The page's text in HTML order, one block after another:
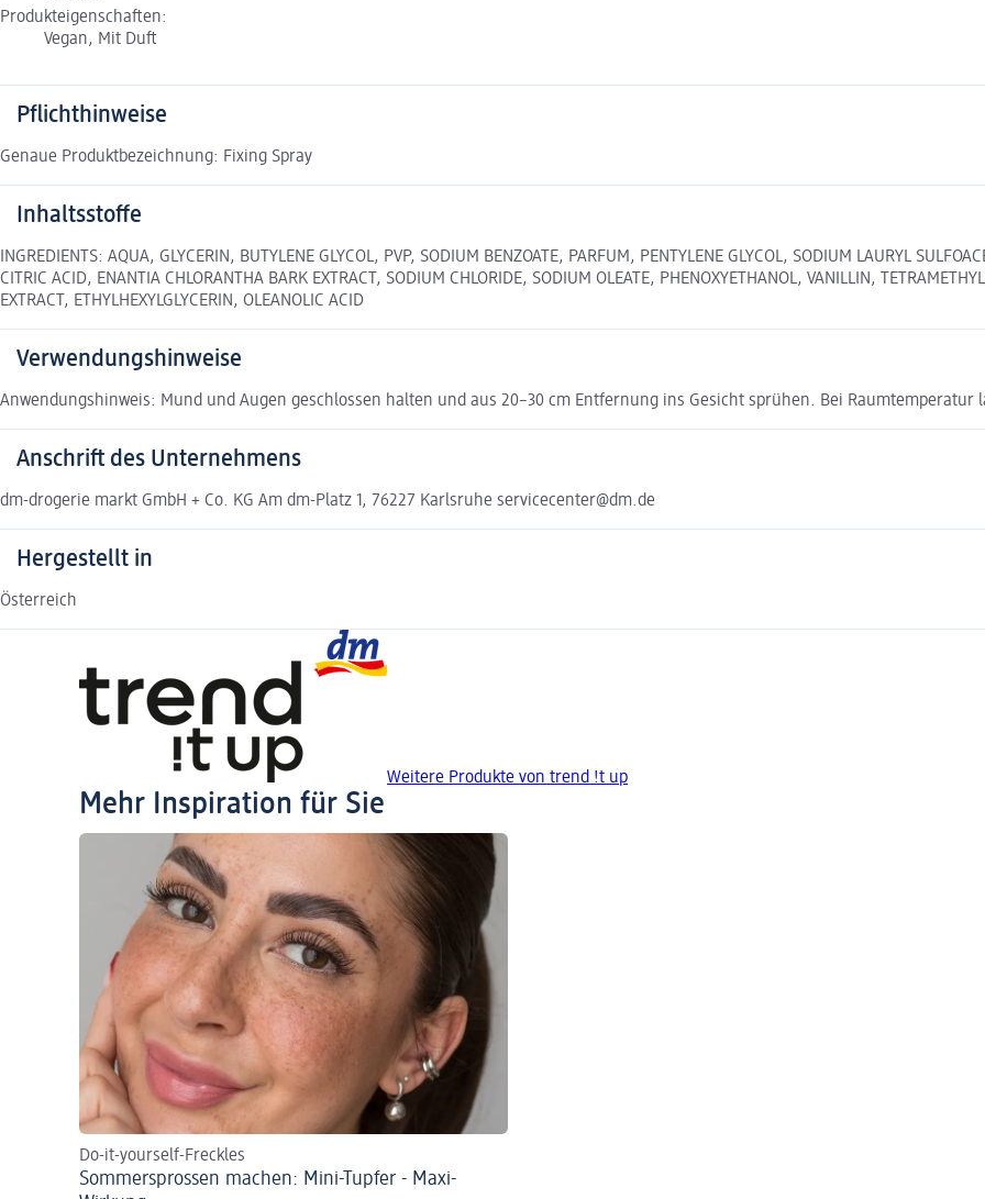
Produkteigenschaften:
Vegan, Mit Duft
Pflichthinweise
Genaue Produktbezeichnung: Fixing Spray
Inhaltsstoffe
INGREDIENTS: AQUA, GLYCERIN, BUTYLENE GLYCOL, PVP, SODIUM BENZOATE, PARFUM, PENTYLENE GLYCOL, SODIUM LAURYL
CITRIC ACID, ENANTIA CHLORANTHA BARK EXTRACT, SODIUM CHLORIDE, SODIUM OLEATE, PHENOXYETHANOL, VANILLIN,
EXTRACT, ETHYLHEXYLGLYCERIN, OLEANOLIC ACID
Verwendungshinweise
Anwendungshinweis: Mund und Augen geschlossen halten und aus 20–30 cm Entfernung ins Gesicht sprühen. Bei Raumtemperatur
Anschrift des Unternehmens
dm-drogerie markt GmbH + Co. KG Am dm-Platz 1, 76227 Karlsruhe servicecenter@dm.de
Hergestellt in
Österreich
Weitere Produkte von trend !t up
Mehr Inspiration für Sie
Do-it-yourself-Freckles
Sommersprossen machen: Mini-Tupfer - Maxi-